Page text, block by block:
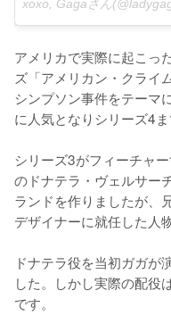
xoxo, Gagaさん
アメリカで実際に起こっ
ズ「アメリカン・クライ
シンプソン事件をテーマ
に人気となりシリーズ4
シリーズ3がフィーチャ
のドナテラ・ヴェルサー
ランドを作りましたが、
デザイナーに就任した人物
ドナテラ役を当初ガガが
した。しかし実際の配役
です。